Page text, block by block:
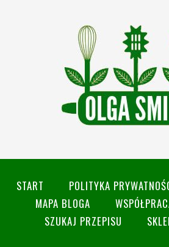
START POLITYKA
MAPA BLOGA
SZUKAJ PRZEPISU